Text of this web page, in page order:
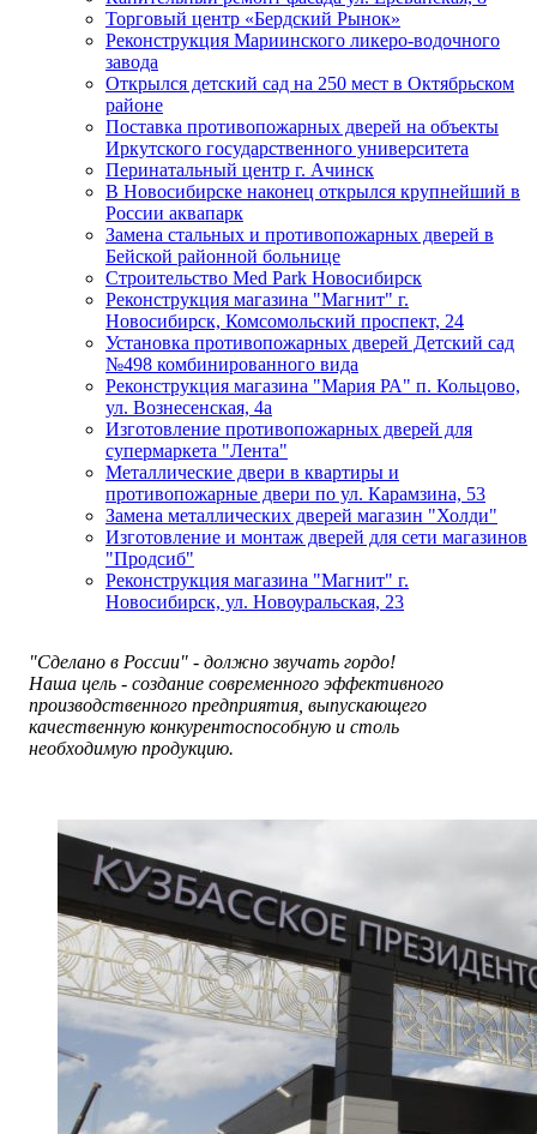
Торговый центр «Бердский Рынок»
Реконструкция Мариинского ликеро-водочного
завода
Открылся детский сад на 250 мест в Октябрьском
районе
Поставка противопожарных дверей на объекты
Иркутского государственного университета
Перинатальный центр г. Ачинск
В Новосибирске наконец открылся крупнейший в
России аквапарк
Замена стальных и противопожарных дверей в
Бейской районной больнице
Строительство Med Park Новосибирск
Реконструкция магазина "Магнит" г.
Новосибирск, Комсомольский проспект, 24
Установка противопожарных дверей Детский сад
№498 комбинированного вида
Реконструкция магазина "Мария РА" п. Кольцово,
ул. Вознесенская, 4а
Изготовление противопожарных дверей для
супермаркета "Лента"
Металлические двери в квартиры и
противопожарные двери по ул. Карамзина, 53
Замена металлических дверей магазин "Холди"
Изготовление и монтаж дверей для сети магазинов
"Продсиб"
Реконструкция магазина "Магнит" г.
Новосибирск, ул. Новоуральская, 23
"Сделано в России" - должно звучать гордо!
Наша цель - создание современного эффективного
производственного предприятия, выпускающего
качественную конкурентоспособную и столь
необходимую продукцию.